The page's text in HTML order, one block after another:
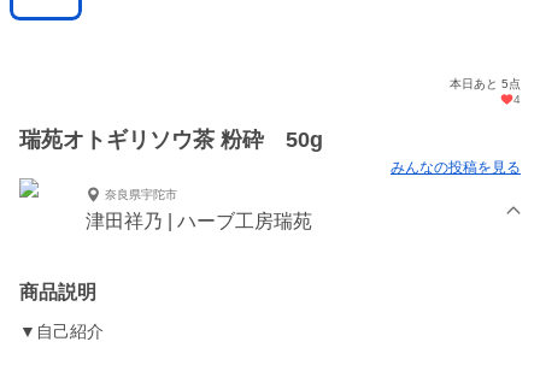
本日あと 5点
4
瑞苑オトギリソウ茶 粉砕 50g
みんなの投稿を見る
奈良県宇陀市
津田祥乃 | ハーブ工房瑞苑
商品説明
▼自己紹介